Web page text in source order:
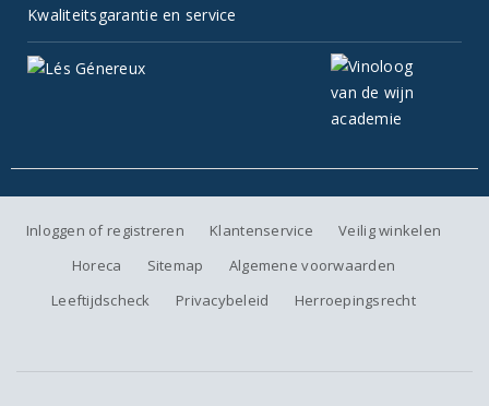
Kwaliteitsgarantie en service
Inloggen of registreren Klantenservice
Veilig winkelen
Horeca
Sitemap
Algemene voorwaarden
Leeftijdscheck
Privacybeleid Herroepingsrecht